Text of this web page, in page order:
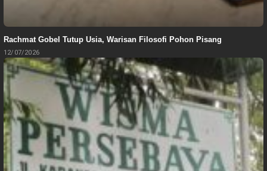
Rachmat Gobel Tutup Usia, Warisan Filosofi Pohon Pisang
12/07/2026